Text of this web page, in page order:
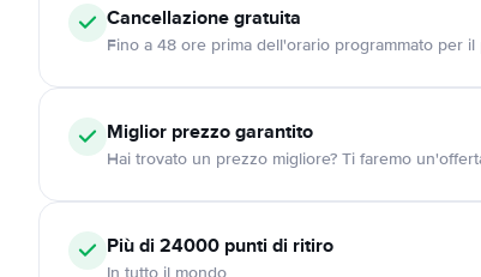
Cancellazionegratuita
Fino a 48 ore prima dell'orario programmato per il
Miglior prezzo garantito
Hai trovato un prezzo migliore? Ti faremo
Più di 24000 punti di ritiro
In tutto il mondo